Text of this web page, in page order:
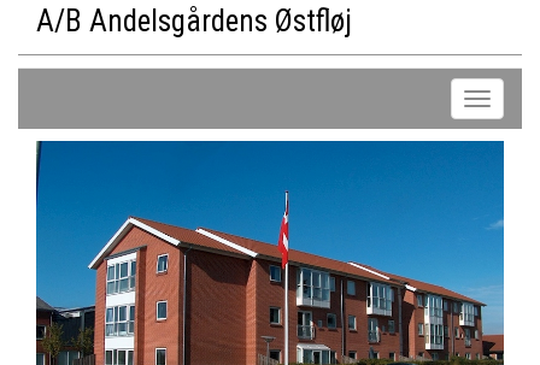
A/B Andelsgårdens Østfløj